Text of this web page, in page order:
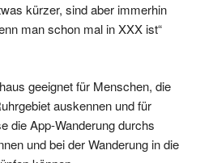
kürzer, sind aber immerhin
man schon mal in XXX ist“
geeignet für Menschen, die
auskennen und für
die App-Wanderung durchs
und bei der Wanderung in die